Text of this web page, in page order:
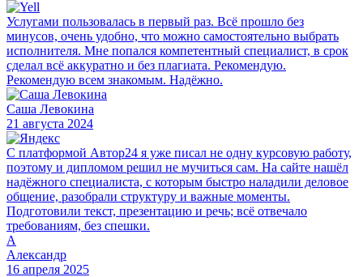
Услугами пользовалась в первый раз. Всё прошло без
минусов, очень удобно, что можно самостоятельно выбрать
исполнителя. Мне попался компетентный специалист, в срок
сделал всё аккуратно и без плагиата. Рекомендую.
Рекомендую всем знакомым. Надёжно.
Саша Левокина
21 августа 2024
С платформой Автор24 я уже писал не одну курсовую работу,
поэтому и дипломом решил не мучиться сам. На сайте нашёл
надёжного специалиста, с которым быстро наладили деловое
общение, разобрали структуру и важные моменты.
Подготовили текст, презентацию и речь; всё отвечало
требованиям, без спешки.
А
Александр
16 апреля 2025